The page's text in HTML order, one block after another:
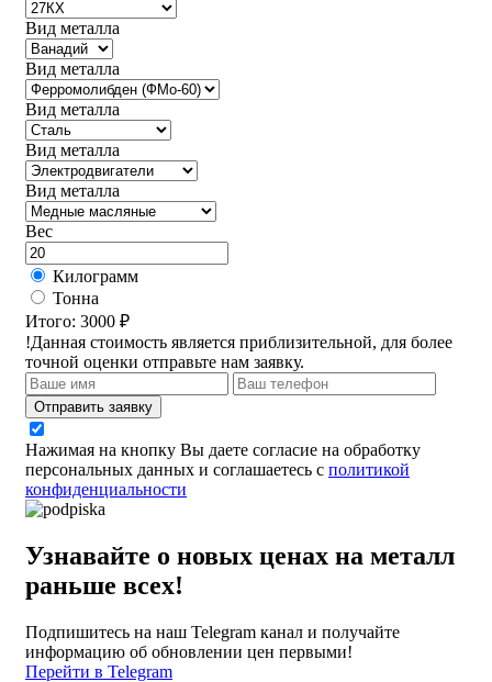
Вид металла
Вид металла
Вид металла
Вид металла
Вид металла
Вес
Килограмм
Тонна
Итого: 3000 ₽
!Данная стоимость является приблизительной, для более
точной оценки отправьте нам заявку.
Отправить заявку
Нажимая на кнопку Вы даете согласие на обработку
персональных данных и соглашаетесь с политикой
конфиденциальности
Узнавайте о новых ценах на металл
раньше всех!
Подпишитесь на наш Telegram канал и получайте
информацию об обновлении цен первыми!
Перейти в Telegram